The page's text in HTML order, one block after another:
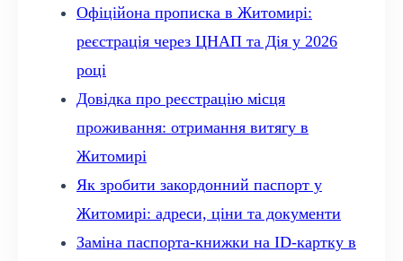
Офіційона прописка в Житомирі:
реєстрація через ЦНАП та Дія у 2026
році
Довідка про реєстрацію місця
проживання: отримання витягу в
Житомирі
Як зробити закордонний паспорт у
Житомирі: адреси, ціни та документи
Заміна паспорта-книжки на ID-картку в